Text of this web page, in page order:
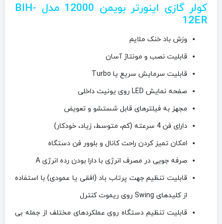
کولر گازی اینورتر بویمن 12000 مدل
BIH-
12ER
وزش باد خنک ملایم
قابلیت نصب و مونتاژ آسان
قابلیت سرمایش سریع یا Turbo
صفحه نمایش LED روی یونیت داخلی
مجهز به فیلترهای قابل شستشو و تعویض
دارای فن 4 سرعته (کم، متوسط، زیاد، خودکار)
امکان تمیز کردن راحت کانال و بلوور فن دستگاه
صرفه جویی در مصرف انرژی با دارا بودن رده انرژی A
قابلیت تنظیم جهت پرتاب باد (افقی یا عمودی) با استفاده
از کلیدهای Swing روی ریموت کنترل
قابلیت تنظیم دستگاه روی عملکردهای مختلف از جمله بی